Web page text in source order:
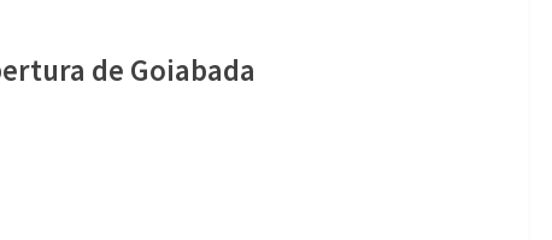
de Goiabada